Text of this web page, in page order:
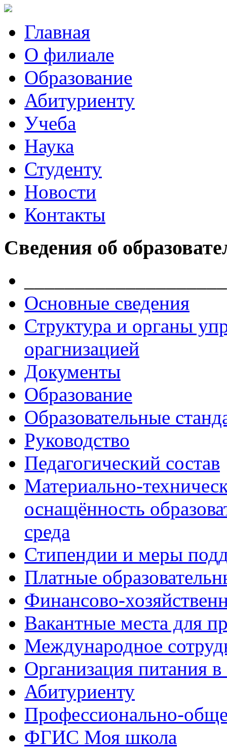
Главная
О филиале
Образование
Абитуриенту
Учеба
Наука
Студенту
Новости
Контакты
Сведения об
Основные сведения
Структура и органы
орагнизацией
Документы
Образование
Образовательные
Руководство
Педагогический состав
Материально-
оснащённость
среда
Стипендии и меры
Платные
Финансово-
Вакантные места для
Международное
Организация питания в
Абитуриенту
Профессионально-
ФГИС Моя школа